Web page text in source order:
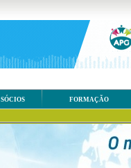
SÓCIOS FORMAÇÃO